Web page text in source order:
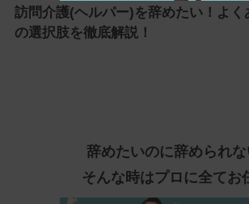
訪問介護(ヘルパー)を辞めたい！よく
の選択肢を徹底解説！
辞めたいのに辞められ
そんな時はプロに全てお